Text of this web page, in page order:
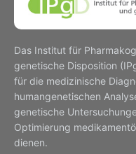
Das Institut für
genetische Disposition
für die medizinische
humangenetischen
genetische
Optimierung
dienen.